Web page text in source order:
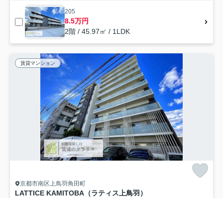
205
8.5万円
2階 / 45.97㎡ / 1LDK
賃貸マンション
京都市南区上鳥羽角田町
LATTICE KAMITOBA（ラティス上鳥羽）